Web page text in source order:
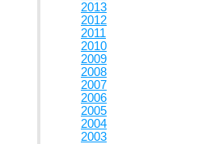
2013
2012
2011
2010
2009
2008
2007
2006
2005
2004
2003